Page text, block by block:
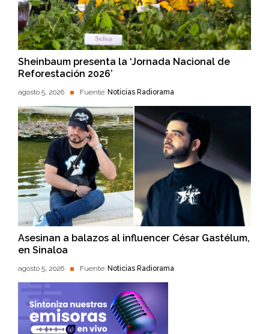
Sheinbaum presenta la ‘Jornada Nacional de
Reforestación 2026’
agosto 5, 2026 Fuente: Noticias Radiorama
Asesinan a balazos al influencer César Gastélum,
en Sinaloa
agosto 5, 2026 Fuente: Noticias Radiorama